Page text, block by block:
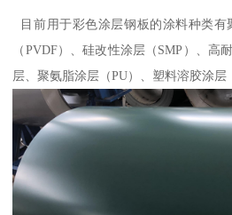
目前用于彩色涂层钢板的涂料种类有
（PVDF）、硅改性涂层（SMP）、高
层、聚氨脂涂层（PU）、塑料溶胶涂层